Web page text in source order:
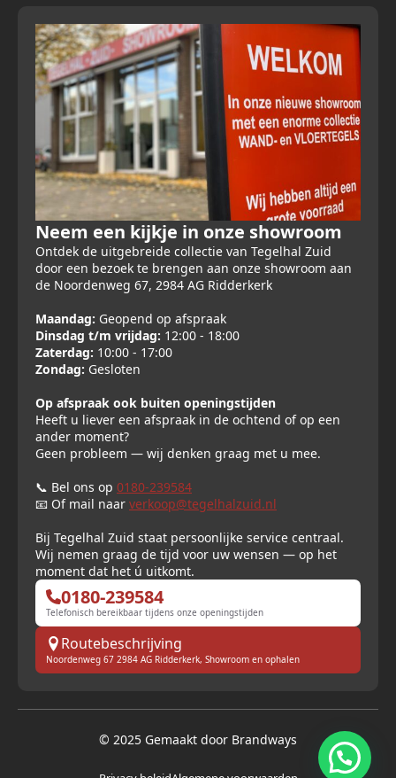
Neem een kijkje in onze showroom
Ontdek de uitgebreide collectie van Tegelhal Zuid
door een bezoek te brengen aan onze showroom aan
de Noordenweg 67, 2984 AG Ridderkerk
Maandag: Geopend op afspraak
Dinsdag t/m vrijdag: 12:00 - 18:00
Zaterdag: 10:00 - 17:00
Zondag: Gesloten
Op afspraak ook buiten openingstijden
Heeft u liever een afspraak in de ochtend of op een
ander moment?
Geen probleem — wij denken graag met u mee.
📞 Bel ons op 0180-239584
📧 Of mail naar verkoop@tegelhalzuid.nl
Bij Tegelhal Zuid staat persoonlijke service centraal.
Wij nemen graag de tijd voor uw wensen — op het
moment dat het ú uitkomt.
0180-239584
Telefonisch bereikbaar tijdens onze openingstijden
Routebeschrijving
Noordenweg 67 2984 AG Ridderkerk, Showroom en ophalen
© 2025 Gemaakt door Brandways